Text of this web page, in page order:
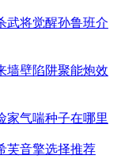
武将觉醒孙鲁班介
墙壁陷阱聚能炮效
家气喘种子在哪里
芙音擎选择推荐